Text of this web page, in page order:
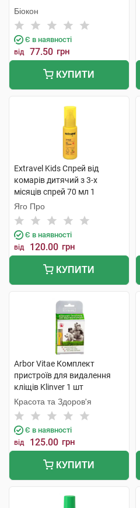
Біокон
Є в наявності
від 77.50 грн
КУПИТИ
Extravel Kids Спрей від
комарів дитячий з 3-х
місяців спрей 70 мл 1
флакон
Яго Про
Є в наявності
від 120.00 грн
КУПИТИ
Arbor Vitae Комплект
пристроїв для видалення
кліщів Klinver 1 шт
Красота та Здоров'я
Є в наявності
від 125.00 грн
КУПИТИ